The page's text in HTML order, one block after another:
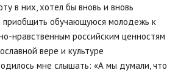
в них, хотел бы вновь и вновь
приобщить обучающуюся молодежь к
нравственным российским ценностям
вере и культуре
мне слышать: «А мы думали, что